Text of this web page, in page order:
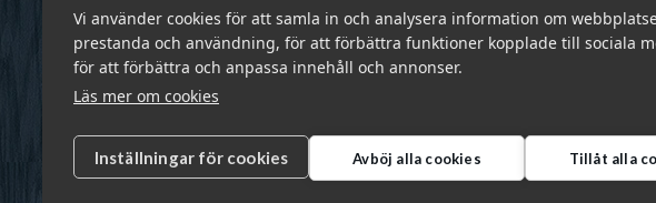
Vi använder cookies för att samla in och analysera information om
prestanda och användning, för att förbättra funktioner kopplade till sociala
för att förbättra och anpassa innehåll och annonser.
Läs mer om cookies
Inställningar för cookies Avböj alla cookies Tillåt alla
Garnr Sverige AB © 2026 | info@garnr.se 031 - 92